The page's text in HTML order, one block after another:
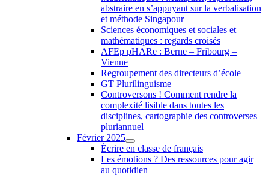
abstraire en s’appuyant sur la verbalisation
et méthode Singapour
Sciences économiques et sociales et
mathématiques : regards croisés
AFEp pHARe : Berne – Fribourg –
Vienne
Regroupement des directeurs d’école
GT Plurilinguisme
Controversons ! Comment rendre la
complexité lisible dans toutes les
disciplines, cartographie des controverses
pluriannuel
Février 2025
Écrire en classe de français
Les émotions ? Des ressources pour agir
au quotidien